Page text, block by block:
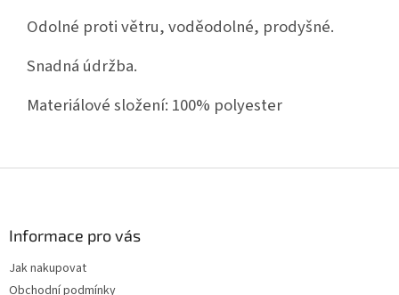
Odolné proti větru, voděodolné, prodyšné.
Snadná údržba.
Materiálové složení: 100% polyester
Informace pro vás
Jak nakupovat
Obchodní podmínky